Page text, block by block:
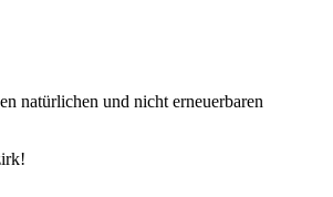
natürlichen und nicht erneuerbaren